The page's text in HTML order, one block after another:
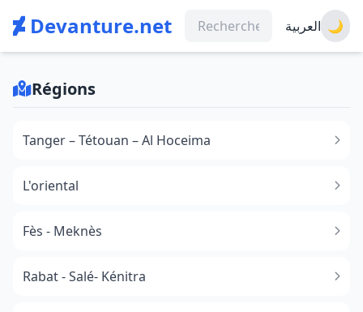
Devanture.net العربية 🌙
Régions
Tanger – Tétouan – Al Hoceima
L'oriental
Fès - Meknès
Rabat - Salé- Kénitra